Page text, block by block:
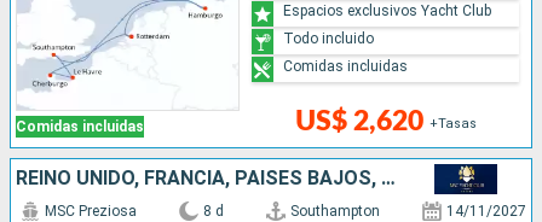
Comidas incluidas US$ 2,620 +Tasas
Espacios exclusivos Yacht Club
Todo incluido
Comidas incluidas
REINO UNIDO, FRANCIA, PAISES BAJOS, ALEMANIA
MSC Preziosa 8 d Southampton 14/11/2027